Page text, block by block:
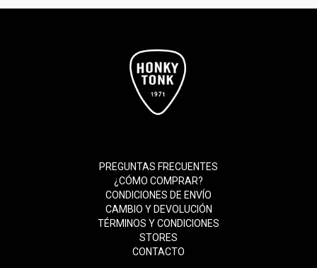
PREGUNTAS FRECUENTES
¿CÓMO COMPRAR?
CONDICIONES DE ENVÍO
CAMBIO Y DEVOLUCIÓN
TÉRMINOS Y CONDICIONES
STORES
CONTACTO